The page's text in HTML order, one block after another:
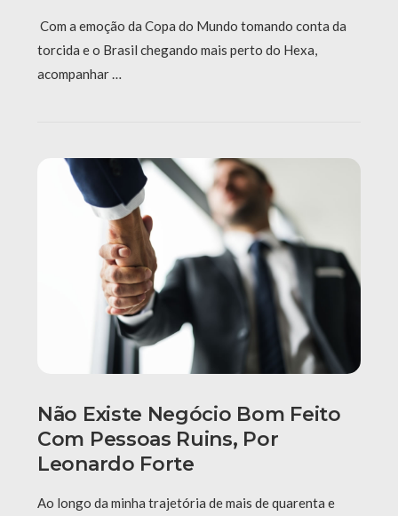
Com a emoção da Copa do Mundo tomando conta da
torcida e o Brasil chegando mais perto do Hexa,
acompanhar …
Não Existe Negócio Bom Feito
Com Pessoas Ruins, Por
Leonardo Forte
Ao longo da minha trajetória de mais de quarenta e